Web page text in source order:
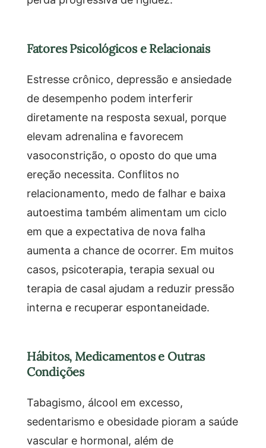
Fatores Psicológicos e Relacionais
Estresse crônico, depressão e ansiedade
de desempenho podem interferir
diretamente na resposta sexual, porque
elevam adrenalina e favorecem
vasoconstrição, o oposto do que uma
ereção necessita. Conflitos no
relacionamento, medo de falhar e baixa
autoestima também alimentam um ciclo
em que a expectativa de nova falha
aumenta a chance de ocorrer. Em muitos
casos, psicoterapia, terapia sexual ou
terapia de casal ajudam a reduzir pressão
interna e recuperar espontaneidade.
Hábitos, Medicamentos e Outras
Condições
Tabagismo, álcool em excesso,
sedentarismo e obesidade pioram a saúde
vascular e hormonal, além de